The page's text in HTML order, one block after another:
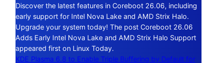
Discover the latest features in Coreboot 26.06, including
early support for Intel Nova Lake and AMD Strix Halo.
Upgrade your system today! The post Coreboot 26.06
Adds Early Intel Nova Lake and AMD Strix Halo Support
appeared first on Linux Today.
KDE Plasma 6.8 to Enable Triple Buffering by Default for